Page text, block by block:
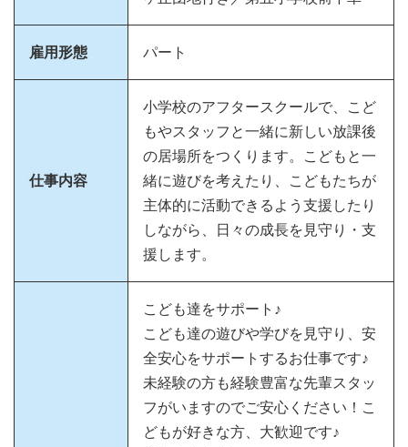
雇用形態 パート
仕事内容
小学校のアフタースクールで、こど
もやスタッフと一緒に新しい放課後
の居場所をつくります。こどもと一
緒に遊びを考えたり、こどもたちが
主体的に活動できるよう支援したり
しながら、日々の成長を見守り・支
援します。
こども達をサポート♪
こども達の遊びや学びを見守り、安
全安心をサポートするお仕事です♪
未経験の方も経験豊富な先輩スタッ
フがいますのでご安心ください！こ
どもが好きな方、大歓迎です♪